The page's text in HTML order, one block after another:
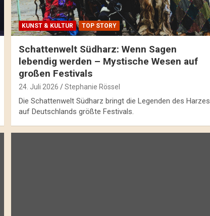
KUNST & KULTUR TOP STORY
Schattenwelt Südharz: Wenn Sagen
lebendig werden – Mystische Wesen auf
großen Festivals
24. Juli 2026 Stephanie Rössel
Die Schattenwelt Südharz bringt die Legenden des Harzes
auf Deutschlands größte Festivals.